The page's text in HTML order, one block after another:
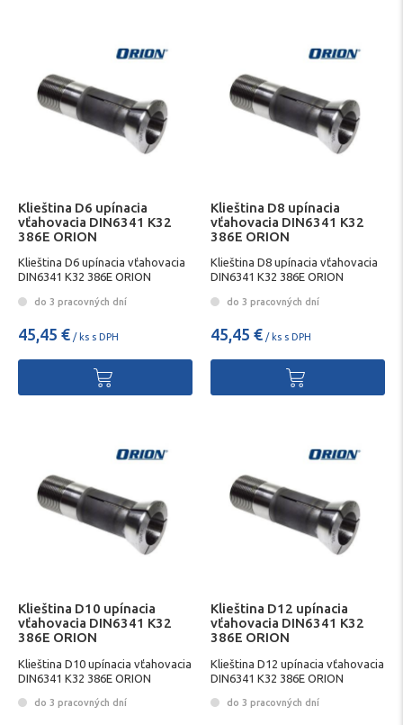
Klieština D6 upínacia
vťahovacia DIN6341 K32
386E ORION
Klieština D6 upínacia vťahovacia
DIN6341 K32 386E ORION
do 3 pracovných dní
45,45 € / ks s DPH
Klieština D8 upínacia
vťahovacia DIN6341 K32
386E ORION
Klieština D8 upínacia vťahovacia
DIN6341 K32 386E ORION
do 3 pracovných dní
45,45 € / ks s DPH
Klieština D10 upínacia
vťahovacia DIN6341 K32
386E ORION
Klieština D10 upínacia vťahovacia
DIN6341 K32 386E ORION
do 3 pracovných dní
Klieština D12 upínacia
vťahovacia DIN6341 K32
386E ORION
Klieština D12 upínacia vťahovacia
DIN6341 K32 386E ORION
do 3 pracovných dní